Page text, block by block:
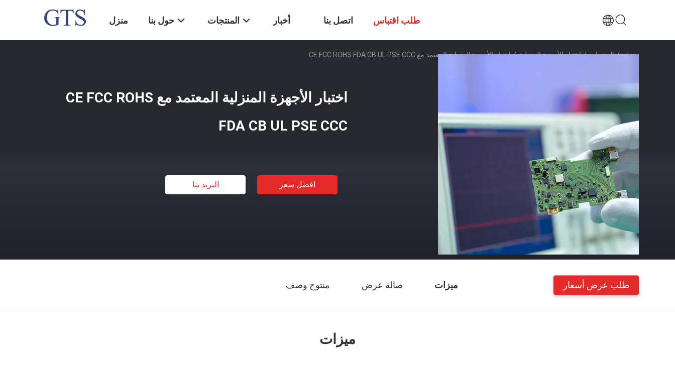
منزل حول بنا المنتجات أخبار اتصل بنا طلب اقتباس
منزل / المنتجات / اختبار الأجهزة المنزلية / اختبار الأجهزة المنزلية المعتمد مع CE FCC ROHS FDA CB UL PSE CCC
اختبار الأجهزة المنزلية المعتمد مع CE FCC ROHS
FDA CB UL PSE CCC
افضل سعر البريد بنا
ميزات صالة عرض منتوج وصف طلب عرض أسعار
ميزات